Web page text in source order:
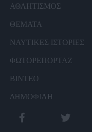
ΑΘΛΗΤΙΣΜΟΣ
ΘΕΜΑΤΑ
ΝΑΥΤΙΚΕΣ ΙΣΤΟΡΙΕΣ
ΦΩΤΟΡΕΠΟΡΤΑΖ
ΒΙΝΤΕΟ
ΔΗΜΟΦΙΛΗ